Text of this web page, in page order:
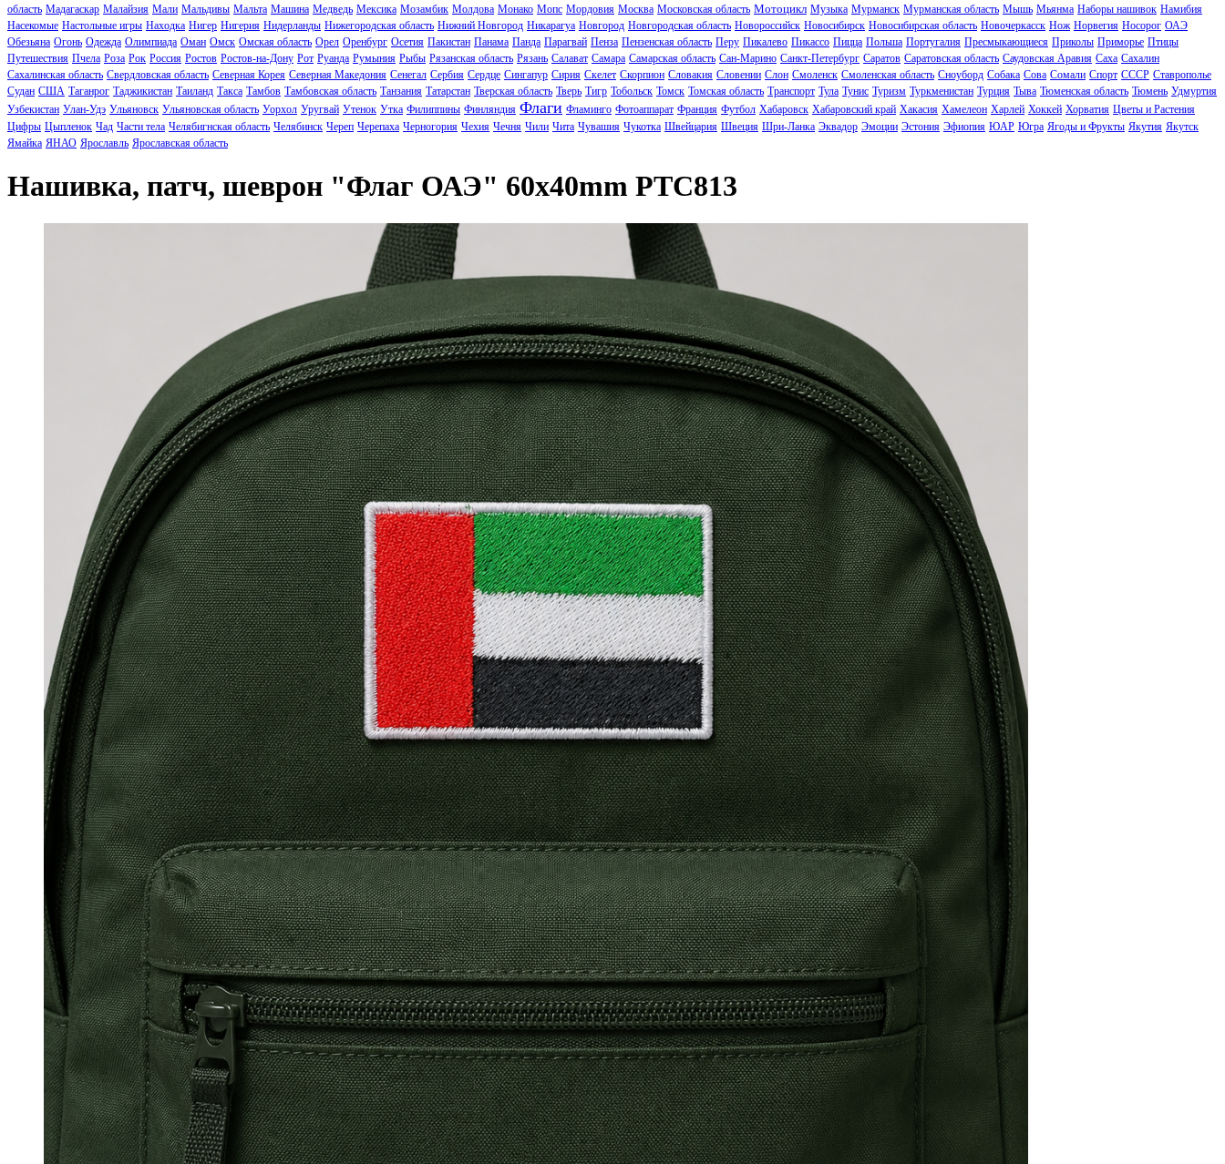
область Мадагаскар Малайзия Мали Мальдивы Мальта Машина Медведь Мексика Мозамбик Молдова Монако Мопс Мордовия Москва Московская область Мотоцикл Музыка Мурманск Мурманская область Мышь Мьянма Наборы нашивок Намибия
Насекомые Настольные игры Находка Нигер Нигерия Нидерланды Нижегородская область Нижний Новгород Никарагуа Новгород Новгородская область Новороссийск Новосибирск Новосибирская область Новочеркасск Нож Норвегия Носорог ОАЭ
Обезьяна Огонь Одежда Олимпиада Оман Омск Омская область Орел Оренбург Осетия Пакистан Панама Панда Парагвай Пенза Пензенская область Перу Пикалево Пикассо Пицца Польша Португалия Пресмыкающиеся Приколы Приморье Птицы
Путешествия Пчела Роза Рок Россия Ростов Ростов-на-Дону Рот Руанда Румыния Рыбы Рязанская область Рязань Салават Самара Самарская область Сан-Марино Санкт-Петербург Саратов Саратовская область Саудовская Аравия Саха Сахалин
Сахалинская область Свердловская область Северная Корея Северная Македония Сенегал Сербия Сердце Сингапур Сирия Скелет Скорпион Словакия Словении Слон Смоленск Смоленская область Сноуборд Собака Сова Сомали Спорт СССР Ставрополье
Судан США Таганрог Таджикистан Таиланд Такса Тамбов Тамбовская область Танзания Татарстан Тверская область Тверь Тигр Тобольск Томск Томская область Транспорт Тула Тунис Туризм Туркменистан Турция Тыва Тюменская область Тюмень Удмуртия
Узбекистан Улан-Удэ Ульяновск Ульяновская область Уорхол Уругвай Утенок Утка Филиппины Финляндия Флаги Фламинго Фотоаппарат Франция Футбол Хабаровск Хабаровский край Хакасия Хамелеон Харлей Хоккей Хорватия Цветы и Растения
Цифры Цыпленок Чад Части тела Челябигнская область Челябинск Череп Черепаха Черногория Чехия Чечня Чили Чита Чувашия Чукотка Швейцария Швеция Шри-Ланка Эквадор Эмоции Эстония Эфиопия ЮАР Югра Ягоды и Фрукты Якутия Якутск
Ямайка ЯНАО Ярославль Ярославская область
Нашивка, патч, шеврон "Флаг ОАЭ" 60x40mm PTC813